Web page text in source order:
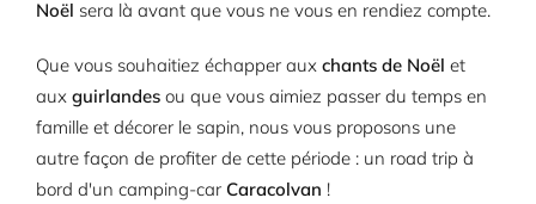
Noël sera là avant que vous ne vous en rendiez compte.
Que vous souhaitiez échapper aux chants de Noël et
aux guirlandes ou que vous aimiez passer du temps en
famille et décorer le sapin, nous vous proposons une
autre façon de profiter de cette période : un road trip à
bord d'un camping-car Caracolvan !